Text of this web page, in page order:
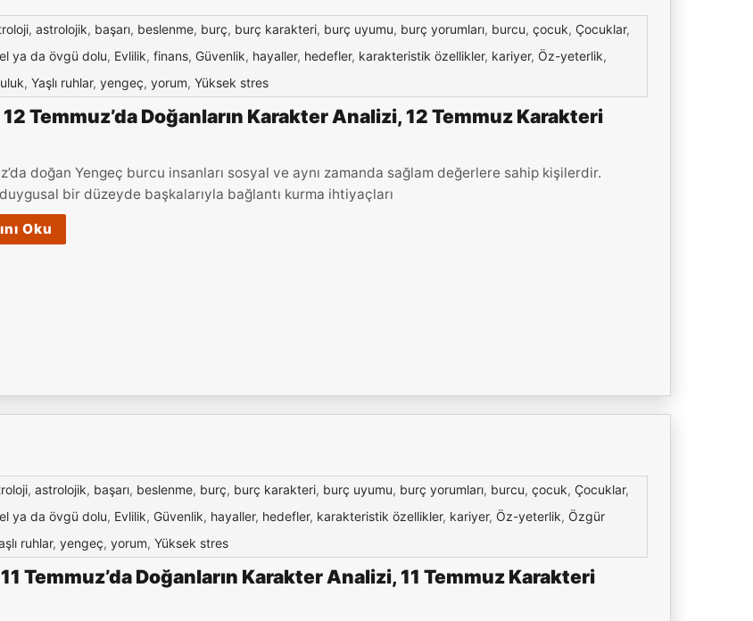
, astrolojik, başarı, beslenme, burç, burç karakteri, burç uyumu, burç yorumları, burcu, çocuk, Çocuklar,
ya da övgü dolu, Evlilik, finans, Güvenlik, hayaller, hedefler, karakteristik özellikler, kariyer, Öz-yeterlik,
, Yaşlı ruhlar, yengeç, yorum, Yüksek stres
Temmuz’da Doğanların Karakter Analizi, 12 Temmuz Karakteri
doğan Yengeç burcu insanları sosyal ve aynı zamanda sağlam değerlere sahip kişilerdir.
bir düzeyde başkalarıyla bağlantı kurma ihtiyaçları
Oku
, astrolojik, başarı, beslenme, burç, burç karakteri, burç uyumu, burç yorumları, burcu, çocuk, Çocuklar,
ya da övgü dolu, Evlilik, Güvenlik, hayaller, hedefler, karakteristik özellikler, kariyer, Öz-yeterlik, Özgür
ruhlar, yengeç, yorum, Yüksek stres
Temmuz’da Doğanların Karakter Analizi, 11 Temmuz Karakteri